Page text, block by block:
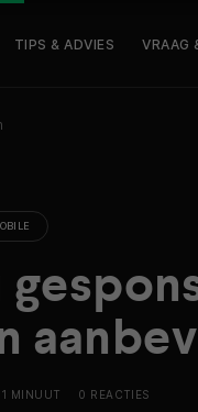
TIPS & ADVIES VRAAG
1 MINUUT 0 REACTIES